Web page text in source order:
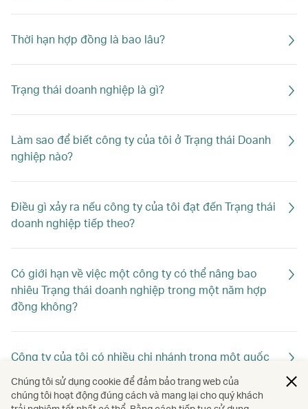
Thời hạn hợp đồng là bao lâu?
Trạng thái doanh nghiệp là gì?
Làm sao để biết công ty của tôi ở Trạng thái Doanh
nghiệp nào?
Điều gì xảy ra nếu công ty của tôi đạt đến Trạng thái
doanh nghiệp tiếp theo?
Có giới hạn về việc một công ty có thể nâng bao
nhiêu Trạng thái doanh nghiệp trong một năm hợp
đồng không?
Công ty của tôi có nhiều chi nhánh trong một quốc
gia. Tôi có thể đăng ký hai hoặc nhiều tài khoản
Business Plus không?
Chúng tôi sử dụng cookie để đảm bảo trang web của
chúng tôi hoạt động đúng cách và mang lại cho quý khách